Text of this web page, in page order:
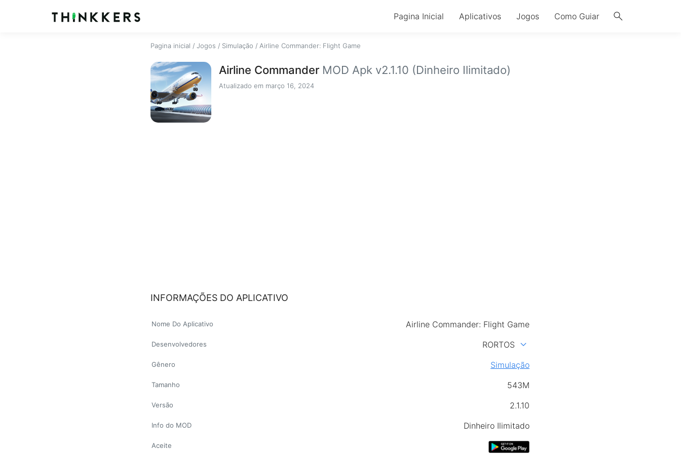
search
Pagina Inicial Aplicativos Jogos Como Guiar
Pagina inicial / Jogos / Simulação / Airline Commander: Flight Game
Airline CommanderMOD Apk v2.1.10 (Dinheiro Ilimitado)
Atualizado em março 16, 2024
INFORMAÇÕES DO APLICATIVO
Nome Do Aplicativo Airline Commander: Flight Game
Desenvolvedores RORTOS expand_more
Gênero Simulação
Tamanho 543M
Versão 2.1.10
Info do MOD Dinheiro Ilimitado
Aceite